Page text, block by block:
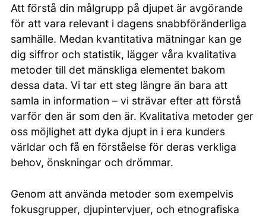
Att förstå din målgrupp på djupet är avgörande
för att vara relevant i dagens snabbföränderliga
samhälle. Medan kvantitativa mätningar kan ge
dig siffror och statistik, lägger våra kvalitativa
metoder till det mänskliga elementet bakom
dessa data. Vi tar ett steg längre än bara att
samla in information – vi strävar efter att förstå
varför den är som den är. Kvalitativa metoder ger
oss möjlighet att dyka djupt in i era kunders
världar och få en förståelse för deras verkliga
behov, önskningar och drömmar.
Genom att använda metoder som exempelvis
fokusgrupper, djupintervjuer, och etnografiska